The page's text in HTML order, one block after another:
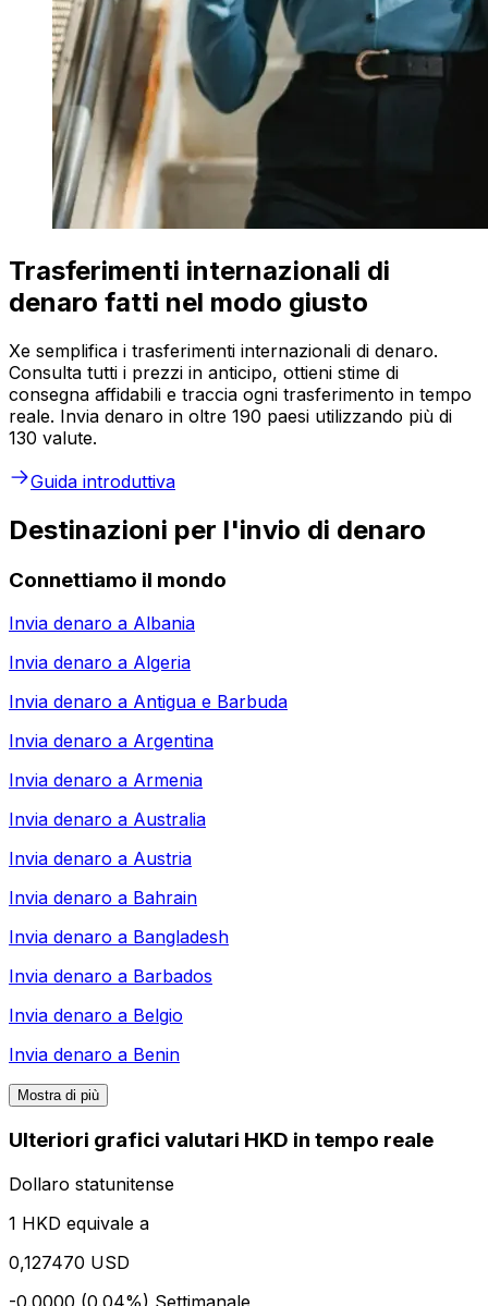
Trasferimenti internazionali di
denaro fatti nel modo giusto
Xe semplifica i trasferimenti internazionali di denaro.
Consulta tutti i prezzi in anticipo, ottieni stime di
consegna affidabili e traccia ogni trasferimento in tempo
reale. Invia denaro in oltre 190 paesi utilizzando più di
130 valute.
Guida introduttiva
Destinazioni per l'invio di denaro
Connettiamo il mondo
Invia denaro a Albania
Invia denaro a Algeria
Invia denaro a Antigua e Barbuda
Invia denaro a Argentina
Invia denaro a Armenia
Invia denaro a Australia
Invia denaro a Austria
Invia denaro a Bahrain
Invia denaro a Bangladesh
Invia denaro a Barbados
Invia denaro a Belgio
Invia denaro a Benin
Mostra di più
Ulteriori grafici valutari HKD in tempo reale
Dollaro statunitense
1 HKD equivale a
0,127470 USD
-0.0000 (0.04%) Settimanale